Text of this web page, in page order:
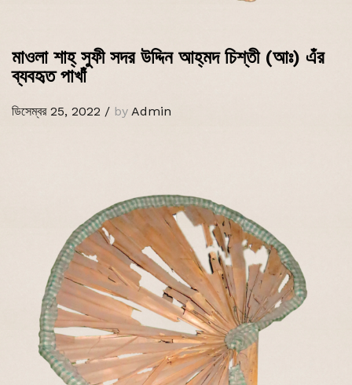
মাওলা শাহ্‌ সুফী সদর উদ্দিন আহ্‌মদ চিশ্‌তী (আঃ) এঁর
ব্যবহৃত পাখাঁ
ডিসেম্বর 25, 2022 / by Admin